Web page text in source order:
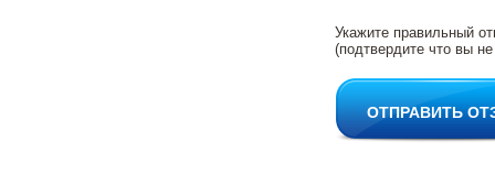
Укажите правильный
(подтвердите что вы
ОТПРАВИТЬ